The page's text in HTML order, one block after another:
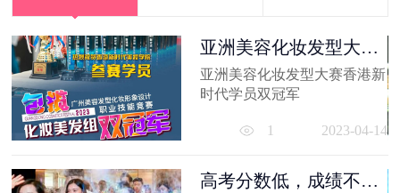
亚洲美容化妆发型大赛
香港新时代...
亚洲美容化妆发型大赛香港新
时代学员双冠军
1 2023-04-14
高考分数低，成绩不理